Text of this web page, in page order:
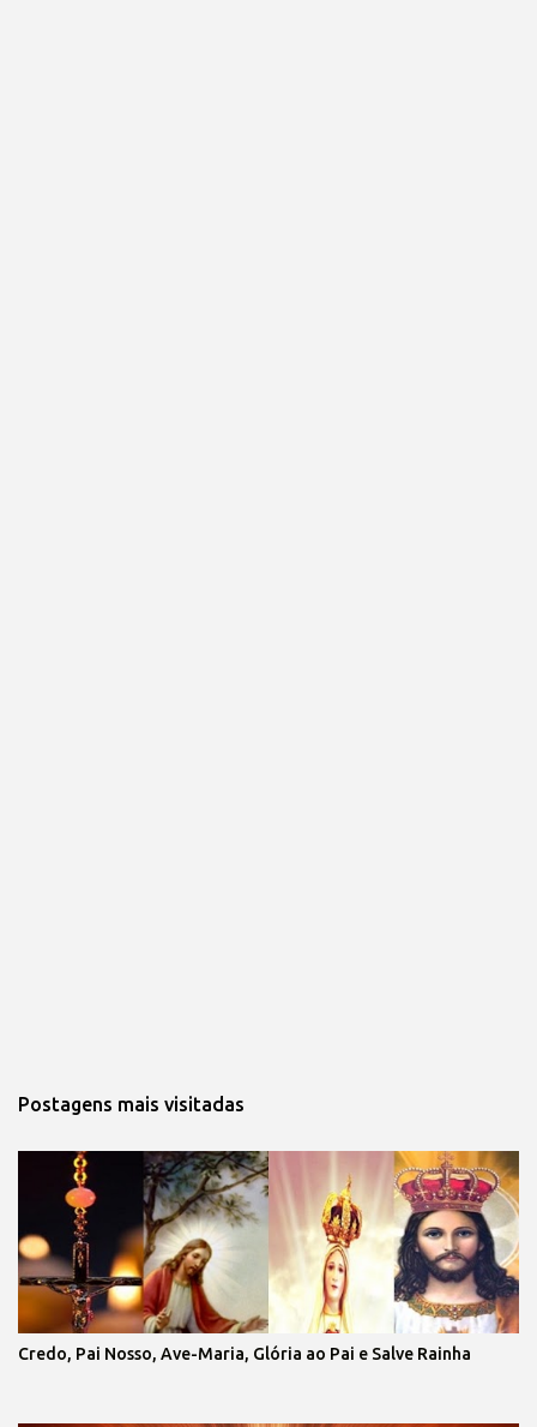
Postagens mais visitadas
Credo, Pai Nosso, Ave-Maria, Glória ao Pai e Salve Rainha